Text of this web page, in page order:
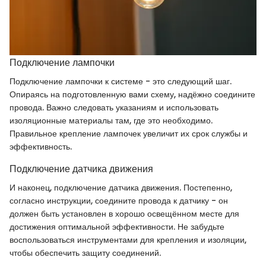
Подключение лампочки
Подключение лампочки к системе - это следующий шаг.
Опираясь на подготовленную вами схему, надёжно соедините
провода. Важно следовать указаниям и использовать
изоляционные материалы там, где это необходимо.
Правильное крепление лампочек увеличит их срок службы и
эффективность.
Подключение датчика движения
И наконец, подключение датчика движения. Постепенно,
согласно инструкции, соедините провода к датчику - он
должен быть установлен в хорошо освещённом месте для
достижения оптимальной эффективности. Не забудьте
воспользоваться инструментами для крепления и изоляции,
чтобы обеспечить защиту соединений.